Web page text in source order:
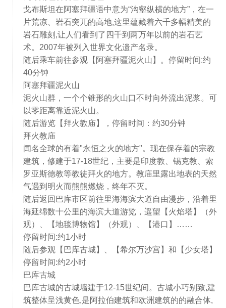
戈布斯坦在阿塞拜疆语中意为“沟壑纵横的地方”，在一
片荒凉、岩石突兀的高地,这里蕴藏着六千多幅精美的
岩石雕刻,让人们看到了四千到两万年以前的岩石艺
术。2007年被列入世界文化遗产名录。
随后乘车前往参观【阿塞拜疆泥火山】。停留时间:约
40分钟
阿塞拜疆泥火山
泥火山群，一个个锥形的火山口不时向外流出泥浆。可
以零距离靠近泥火山。
随后游览【拜火教庙】，停留时间：约30分钟
拜火教庙
闻名全球的有着"永恒之火的地方"。现在保存着的宗教
建筑，修建于17-18世纪，主要是印度教、锡克教、索
罗亚斯德教等教徒拜火的地方。教庙里露出地表的天然
气遇到明火而熊熊燃烧，终年不灭。
随后返回巴库市区前往里海海滨大道自由漫步，沿着里
海延绵数十公里的海滨大道游览，遥望【火焰塔】（外
观）、【地毯博物馆】（外观）、【港口】……
停留时间:约1小时
随后参观【巴库古城】、【希尔万沙宫】和【少女塔】
停留时间:约2小时
巴库古城
巴库古城的古城墙建于12-15世纪间。古城小巧别致,建
筑整体呈浅黄色,是阿拉伯建筑和欧洲建筑的的融合体,